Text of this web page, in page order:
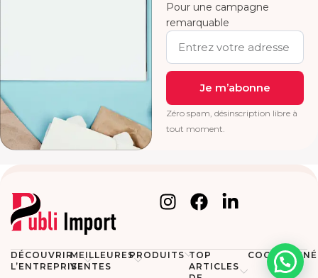
Pour une campagne
remarquable
Je m’abonne
Zéro spam, désinscription libre à
tout moment.
DÉCOUVRIR
L’ENTREPRISE
MEILLEURES
VENTES
PRODUITS TOP
ARTICLES